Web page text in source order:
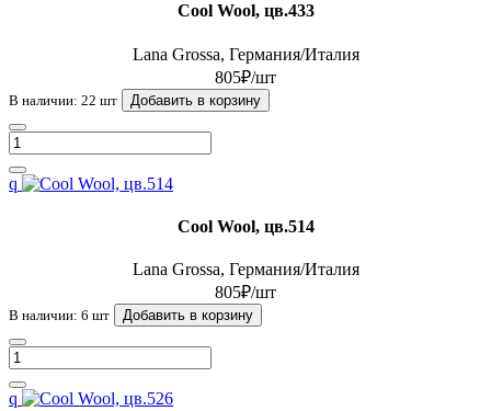
Cool Wool, цв.433
Lana Grossa, Германия/Италия
805₽/шт
В наличии: 22 шт Добавить в корзину
q
Cool Wool, цв.514
Lana Grossa, Германия/Италия
805₽/шт
В наличии: 6 шт Добавить в корзину
q